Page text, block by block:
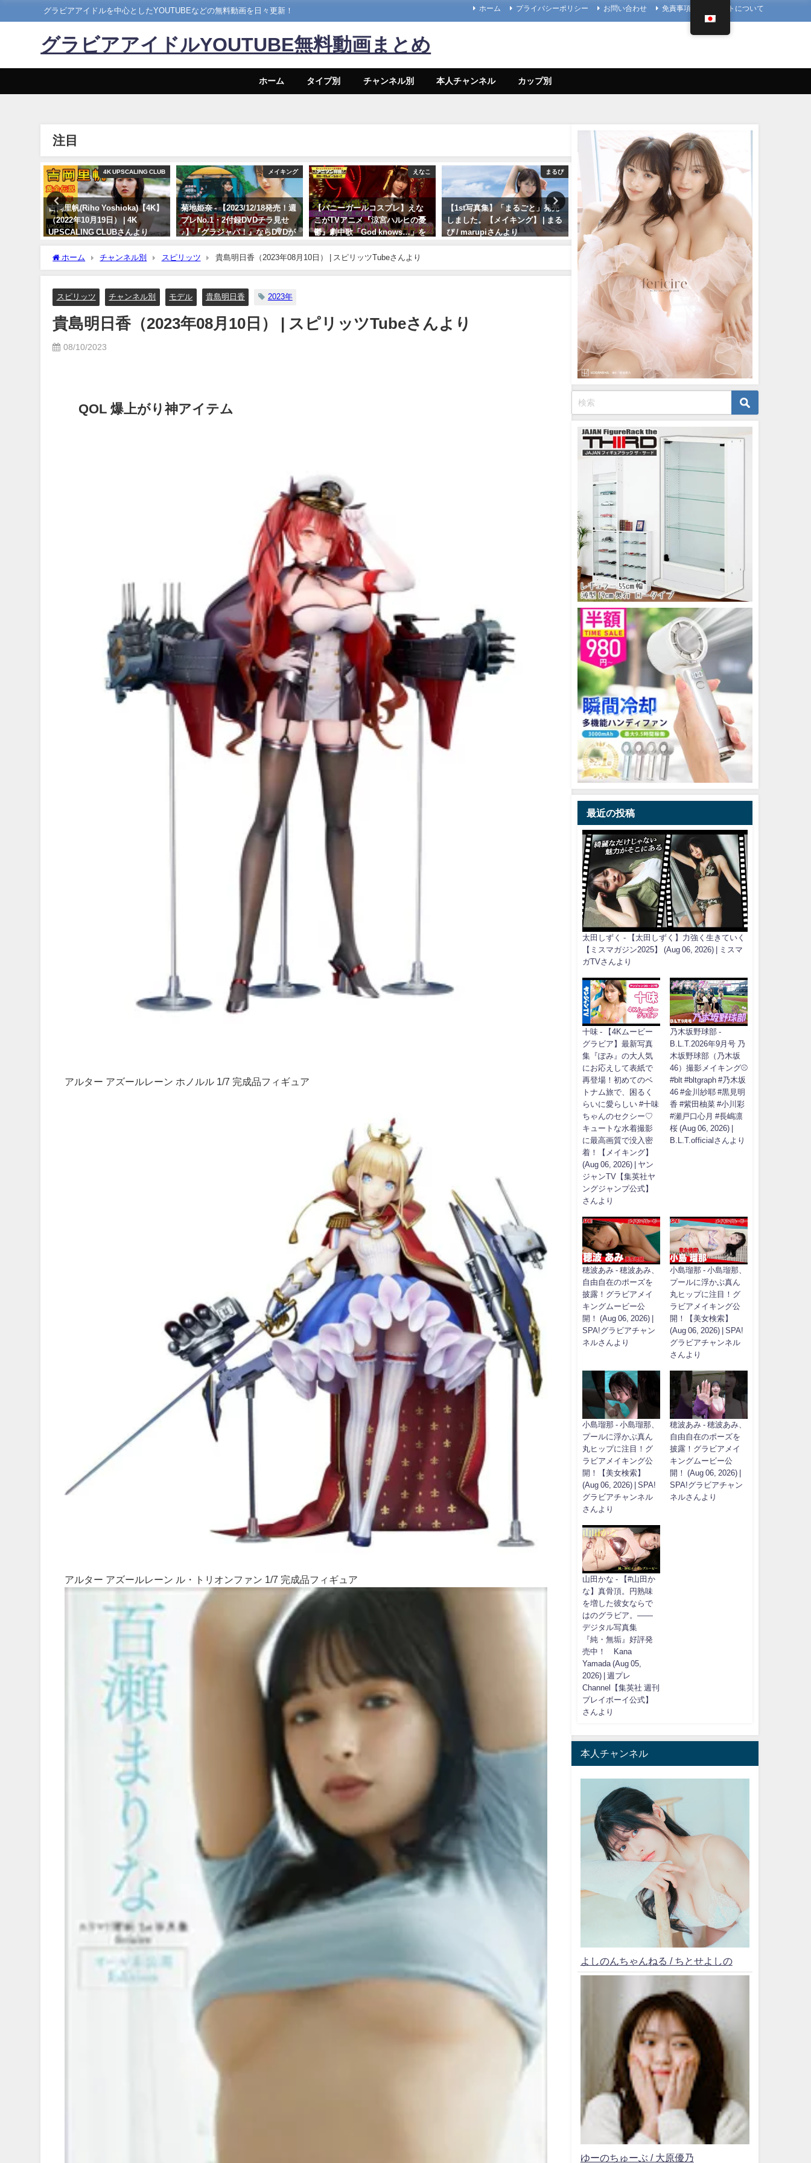
グラビアアイドルを中心としたYOUTUBEなどの無料動画を日々更新！ ホーム プライバシーポリシー お問い合わせ 免責事項 当サイトについて
グラビアアイドルYOUTUBE無料動画まとめ
ホーム タイプ別 チャンネル別 本人チャンネル カップ別
注目
4K UPSCALING CLUB
吉岡里帆(Riho Yoshioka)【4K】
（2022年10月19日） | 4K
UPSCALING CLUBさんより
メイキング
菊地姫奈 - 【2023/12/18発売！週
プレNo.1・2付録DVDチラ見せ
♪】『グラジャパ！』ならDVDが
視聴できる♪ #菊地姫奈 Hina
Kikuchi（2023年12月15日） | 週
プレChannel【集英社 週刊プレ
12/15/2023
えなこ
【バニーガールコスプレ】えな
こがTVアニメ『涼宮ハルヒの憂
鬱』劇中歌「God knows…」を
神カバー！！
10/17/2024
まるぴ
【1st写真集】「まるごと」発売
しました。【メイキング】 | まる
ぴ / marupiさんより
4K UPSCALING CLUB
篠崎愛【4K】（2023年08月25
日） | 4K UPSCALING CLUBさ
んより
08/25/2023
今田美桜【4K】（2022年
日） | 4K UPSCALING
んより
09/14/2022
ホーム チャンネル別 スピリッツ 貴島明日香（2023年08月10日） | スピリッツTubeさんより
スピリッツ チャンネル別 モデル 貴島明日香 2023年
貴島明日香（2023年08月10日） | スピリッツTubeさんより
08/10/2023
QOL 爆上がり神アイテム
アルター アズールレーン ホノルル 1/7 完成品フィギュア
アルター アズールレーン ル・トリオンファン 1/7 完成品フィギュア
最近の投稿
太田しずく - 【太田しずく】力強く生きていく
【ミスマガジン2025】 (Aug 06, 2026) | ミスマ
ガTVさんより
十味 - 【4Kムービー
グラビア】最新写真
集『ぽみ』の大人気
にお応えして表紙で
再登場！初めてのベ
トナム旅で、困るく
らいに愛らしい #十味
ちゃんのセクシー♡
キュートな水着撮影
に最高画質で没入密
着！【メイキング】
(Aug 06, 2026) | ヤン
ジャンTV【集英社ヤ
ングジャンプ公式】
さんより
乃木坂野球部 -
B.L.T.2026年9月号 乃
木坂野球部（乃木坂
46）撮影メイキング⚾️
#blt #bltgraph #乃木坂
46 #金川紗耶 #黒見明
香 #紫田柚菜 #小川彩
#瀬戸口心月 #長嶋凛
桜 (Aug 06, 2026) |
B.L.T.officialさんより
穂波あみ - 穂波あみ、
自由自在のポーズを
披露！グラビアメイ
キングムービー公
開！ (Aug 06, 2026) |
SPA!グラビアチャン
ネルさんより
小島瑠那 - 小島瑠那、
プールに浮かぶ真ん
丸ヒップに注目！グ
ラビアメイキング公
開！【美女検索】
(Aug 06, 2026) | SPA!
グラビアチャンネル
さんより
小島瑠那 - 小島瑠那、
プールに浮かぶ真ん
丸ヒップに注目！グ
ラビアメイキング公
開！【美女検索】
(Aug 06, 2026) | SPA!
グラビアチャンネル
さんより
穂波あみ - 穂波あみ、
自由自在のポーズを
披露！グラビアメイ
キングムービー公
開！ (Aug 06, 2026) |
SPA!グラビアチャン
ネルさんより
山田かな - 【#山田か
な】真骨頂。円熟味
を増した彼女ならで
はのグラビア。――
デジタル写真集
『純・無垢』好評発
売中！ Kana
Yamada (Aug 05,
2026) | 週プレ
Channel【集英社 週刊
プレイボーイ公式】
さんより
本人チャンネル
よしのんちゃんねる / ちとせよしの
ゆーのちゅーぶ / 大原優乃